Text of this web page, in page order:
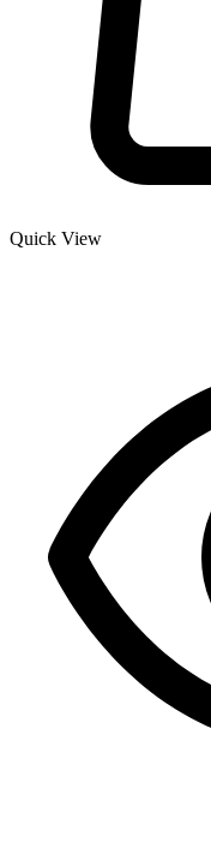
Quick View